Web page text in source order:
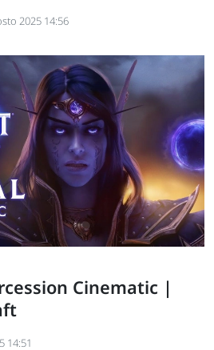
2025 14:56
Cinematic |
14:51